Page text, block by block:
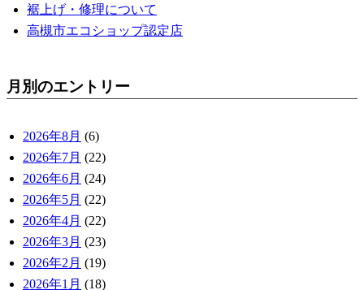
裾上げ・修理について
高槻市エコショップ認定店
月別のエントリー
2026年8月 (6)
2026年7月 (22)
2026年6月 (24)
2026年5月 (22)
2026年4月 (22)
2026年3月 (23)
2026年2月 (19)
2026年1月 (18)